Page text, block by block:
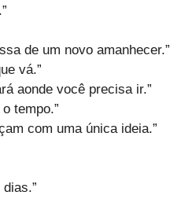
de um novo amanhecer.”
vá.”
aonde você precisa ir.”
tempo.”
com uma única ideia.”